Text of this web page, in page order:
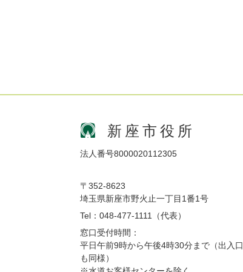
新座市役所
法人番号8000020112305
〒352-8623
埼玉県新座市野火止一丁目1番1号
Tel：048-477-1111（代表）
窓口受付時間：
平日午前9時から午後4時30分まで（出入口
も同様）